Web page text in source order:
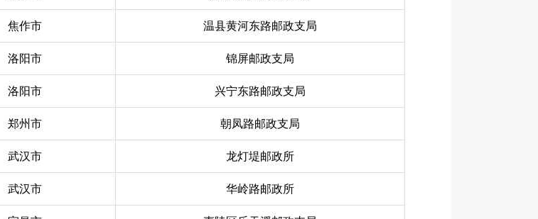
焦作市 温县黄河东路邮政支局
洛阳市 锦屏邮政支局
洛阳市 兴宁东路邮政支局
郑州市 朝凤路邮政支局
武汉市 龙灯堤邮政所
武汉市 华岭路邮政所